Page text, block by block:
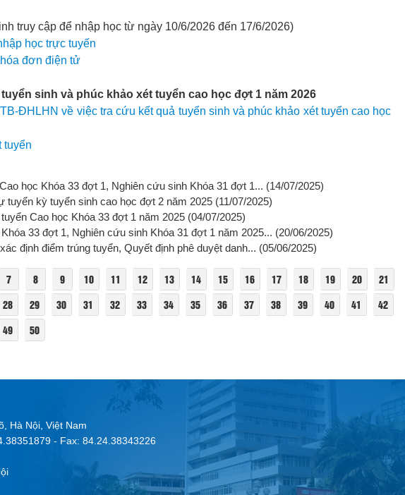
truy cập để nhập học từ ngày 10/6/2026 đến 17/6/2026)
học trực tuyến
đơn điện tử
sinh và phúc khảo xét tuyển cao học đợt 1 năm 2026
ĐHLHN về việc tra cứu kết quả tuyển sinh và phúc khảo xét tuyển cao học
tuyển
học Khóa 33 đợt 1, Nghiên cứu sinh Khóa 31 đợt 1... (14/07/2025)
tuyển kỳ tuyển sinh cao học đợt 2 năm 2025 (11/07/2025)
Cao học Khóa 33 đợt 1 năm 2025 (04/07/2025)
33 đợt 1, Nghiên cứu sinh Khóa 31 đợt 1 năm 2025... (20/06/2025)
định điểm trúng tuyển, Quyết định phê duyệt danh... (05/06/2025)
7 8 9 10 11 12 13 14 15 16 17 18 19 20
21
28 29 30 31 32 33 34 35 36 37 38 39 40 41
42
49 50
Hà Nội, Việt Nam
- Fax: 84.24.38343226